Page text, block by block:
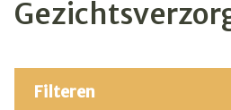
Filteren